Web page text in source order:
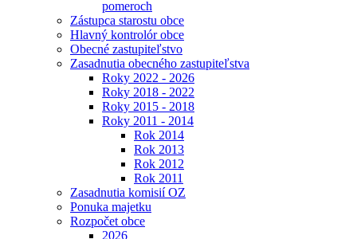
pomeroch
Zástupca starostu obce
Hlavný kontrolór obce
Obecné zastupiteľstvo
Zasadnutia obecného zastupiteľstva
Roky 2022 - 2026
Roky 2018 - 2022
Roky 2015 - 2018
Roky 2011 - 2014
Rok 2014
Rok 2013
Rok 2012
Rok 2011
Zasadnutia komisií OZ
Ponuka majetku
Rozpočet obce
2026